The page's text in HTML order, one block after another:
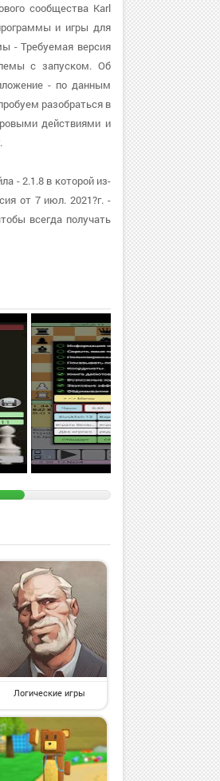
сообщества Karl
и игры для
- Требуемая версия
с запуском. Об
- по данным
разобраться в
действиями и
- 2.1.8 в которой из-
от 7 июл. 2021?г. -
всегда получать
Логические игры